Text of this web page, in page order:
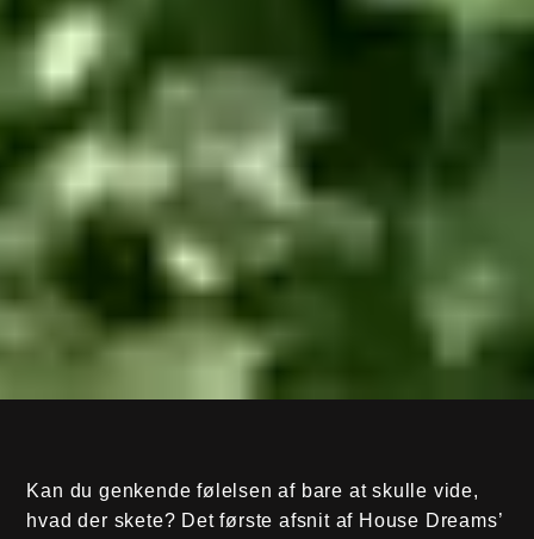
Kan du genkende følelsen af bare at skulle vide,
hvad der skete? Det første afsnit af House Dreams’